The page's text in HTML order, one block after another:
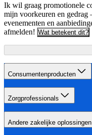
Ik wil graag promotionele
mijn voorkeuren en gedrag
evenementen en
afmelden! Wat betekent dit?
Consumentenproducten
Zorgprofessionals
Andere zakelijke oplossingen